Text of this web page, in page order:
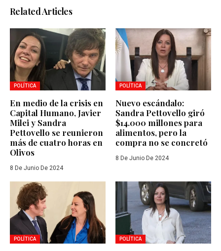
Related Articles
POLÍTICA
En medio de la crisis en
Capital Humano, Javier
Milei y Sandra
Pettovello se reunieron
más de cuatro horas en
Olivos
8 De Junio De 2024
POLÍTICA
Nuevo escándalo:
Sandra Pettovello giró
$14.000 millones para
alimentos, pero la
compra no se concretó
8 De Junio De 2024
POLÍTICA POLÍTICA